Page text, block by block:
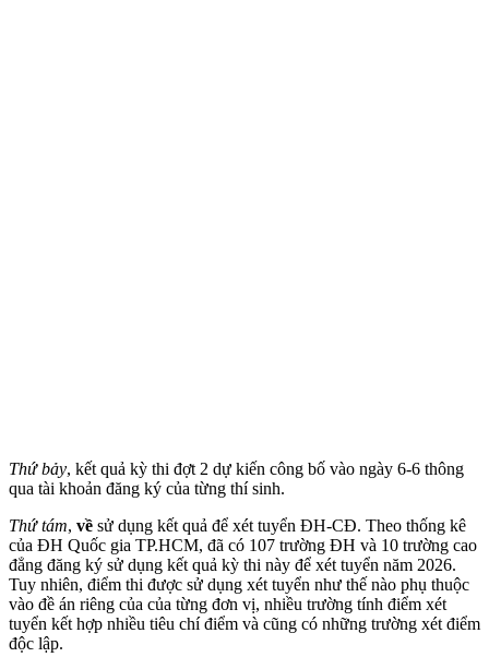
Thứ bảy, kết quả kỳ thi đợt 2 dự kiến công bố vào ngày 6-6 thông
qua tài khoản đăng ký của từng thí sinh.
Thứ tám, về sử dụng kết quả để xét tuyển ĐH-CĐ. Theo thống kê
của ĐH Quốc gia TP.HCM, đã có 107 trường ĐH và 10 trường cao
đẳng đăng ký sử dụng kết quả kỳ thi này để xét tuyển năm 2026.
Tuy nhiên, điểm thi được sử dụng xét tuyển như thế nào phụ thuộc
vào đề án riêng của của từng đơn vị, nhiều trường tính điểm xét
tuyển kết hợp nhiều tiêu chí điểm và cũng có những trường xét điểm
độc lập.